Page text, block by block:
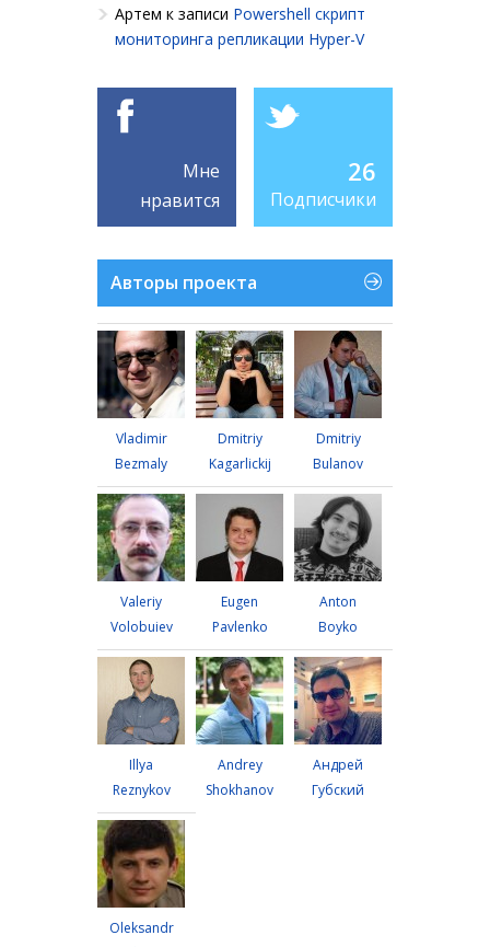
Артем к записи Powershell cкрипт
мониторинга репликации Hyper-V
Мне
нравится
26
Подписчики
Авторы проекта
Vladimir
Bezmaly
Dmitriy
Kagarlickij
Dmitriy
Bulanov
Valeriy
Volobuiev
Eugen
Pavlenko
Anton
Boyko
Illya
Reznykov
Andrey
Shokhanov
Андрей
Губский
Oleksandr